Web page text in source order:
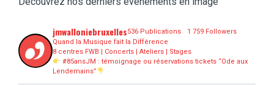
jmwalloniebruxelles536 Publications
1 759 Followers
Quand la Musique fait la Différence
8 centres FWB | Concerts | Ateliers | Stages
#85ansJM : témoignage ou réservations tickets “Ode aux
Lendemains”